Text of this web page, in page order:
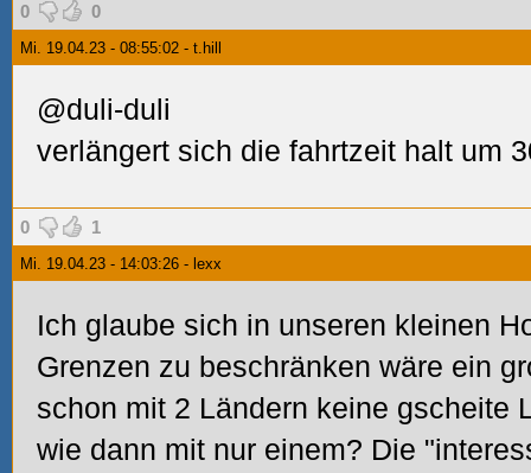
0 0
Mi. 19.04.23 - 08:55:02 - t.hill
@duli-duli
verlängert sich die fahrtzeit halt um
0 1
Mi. 19.04.23 - 14:03:26 - lexx
Ich glaube sich in unseren kleinen
Grenzen zu beschränken wäre ein
schon mit 2 Ländern keine gscheite
wie dann mit nur einem? Die